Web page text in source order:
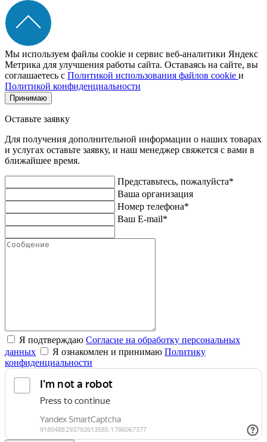
Мы используем файлы cookie и сервис веб-аналитики Яндекс
Метрика для улучшения работы сайта. Оставаясь на сайте, вы
соглашаетесь с Политикой использования файлов cookie и
Политикой конфиденциальности
Принимаю
Оставьте заявку
Для получения дополнительной информации о наших товарах
и услугах оставьте заявку, и наш менеджер свяжется с вами в
ближайшее время.
Представьтесь, пожалуйста*
Ваша организация
Номер телефона*
Ваш E-mail*
Я подтверждаю Согласие на обработку персональных
данных
Я ознакомлен и принимаю Политику
конфиденциальности